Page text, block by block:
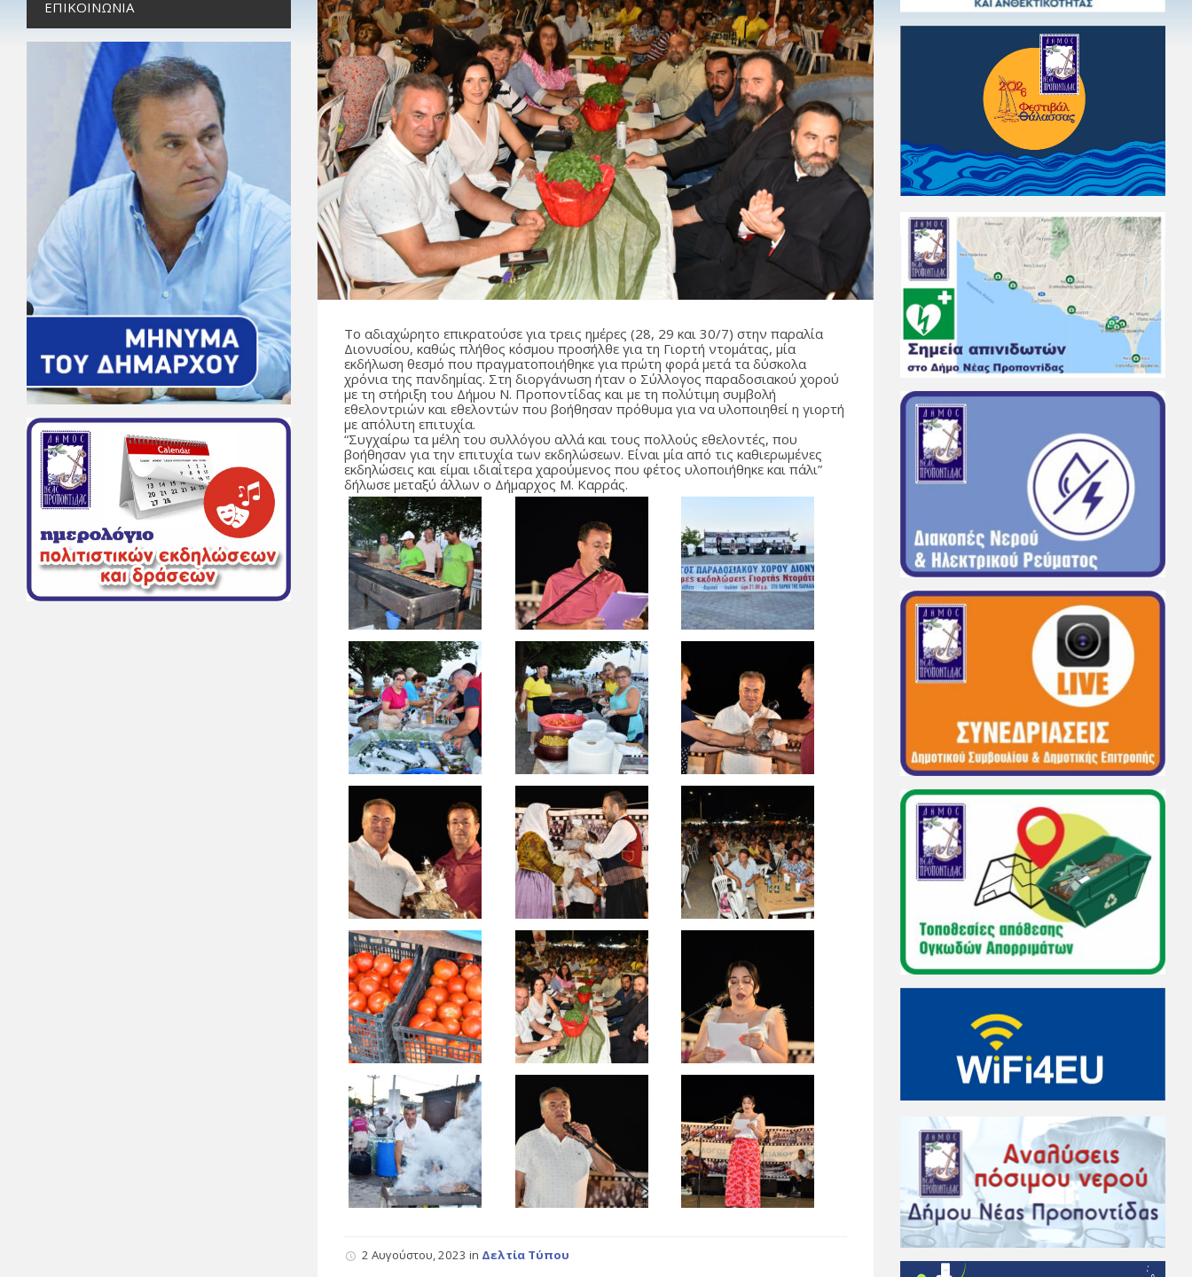
Το αδιαχώρητο επικρατούσε για τρεις ημέρες (28, 29 και 30/7) στην παραλία
Διονυσίου, καθώς πλήθος κόσμου προσήλθε για τη Γιορτή ντομάτας, μία
εκδήλωση θεσμό που πραγματοποιήθηκε για πρώτη φορά μετά τα δύσκολα
χρόνια της πανδημίας. Στη διοργάνωση ήταν ο Σύλλογος παραδοσιακού χορού
με τη στήριξη του Δήμου Ν. Προποντίδας και με τη πολύτιμη συμβολή
εθελοντριών και εθελοντών που βοήθησαν πρόθυμα για να υλοποιηθεί η γιορτή
με απόλυτη επιτυχία.
“Συγχαίρω τα μέλη του συλλόγου αλλά και τους πολλούς εθελοντές, που
βοήθησαν για την επιτυχία των εκδηλώσεων. Είναι μία από τις καθιερωμένες
εκδηλώσεις και είμαι ιδιαίτερα χαρούμενος που φέτος υλοποιήθηκε και πάλι”
δήλωσε μεταξύ άλλων ο Δήμαρχος Μ. Καρράς.
2 Αυγούστου, 2023in Δελτία Τύπου
ΕΠΙΚΟΙΝΩΝΊΑ